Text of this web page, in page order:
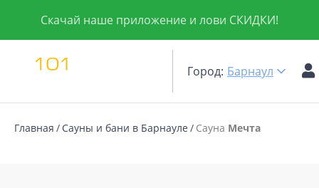
Скачай наше приложение и лови СКИДКИ!
Город: Барнаул
Главная Сауны и бани в Барнауле Сауна Мечта